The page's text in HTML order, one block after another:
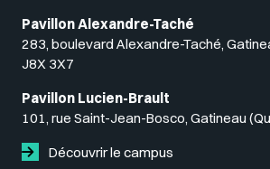
Pavillon Alexandre-Taché
283, boulevard Alexandre-Taché,
J8X 3X7
Pavillon Lucien-Brault
101, rue Saint-Jean-Bosco, Gatineau
Découvrir le campus